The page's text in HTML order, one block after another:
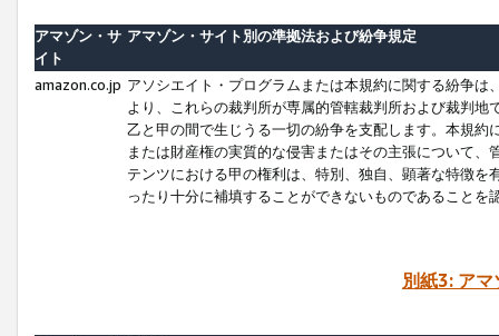
アマゾン・サ
イト
アマゾン・サイト別の準拠法および紛争規定
amazon.co.jp アソシエイト・プログラムまたは本規約に関する紛争
より、これらの裁判所が専属的管轄裁判所および裁判
乙と甲の間で生じうる一切の紛争を支配します。本規
または財産権の実質的な侵害またはその主張について
テンツにおける甲の権利は、特別、独自、顕著な特徴
ったり十分に補填することができないものであることを
別紙3: ア